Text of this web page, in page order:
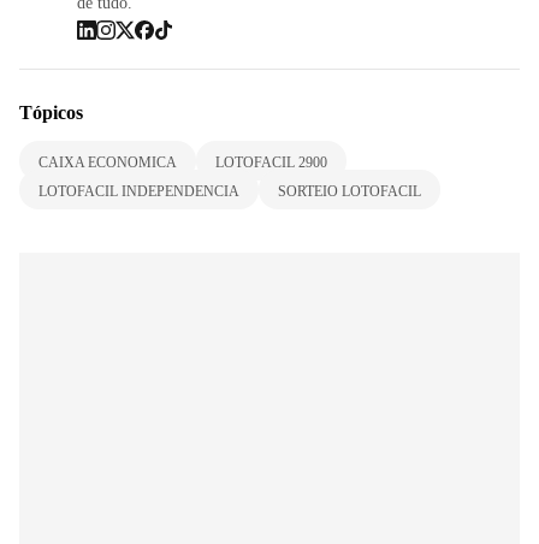
Tópicos
CAIXA ECONOMICA
LOTOFACIL 2900
LOTOFACIL INDEPENDENCIA
SORTEIO LOTOFACIL